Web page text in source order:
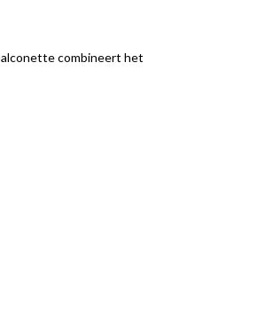
combineert het